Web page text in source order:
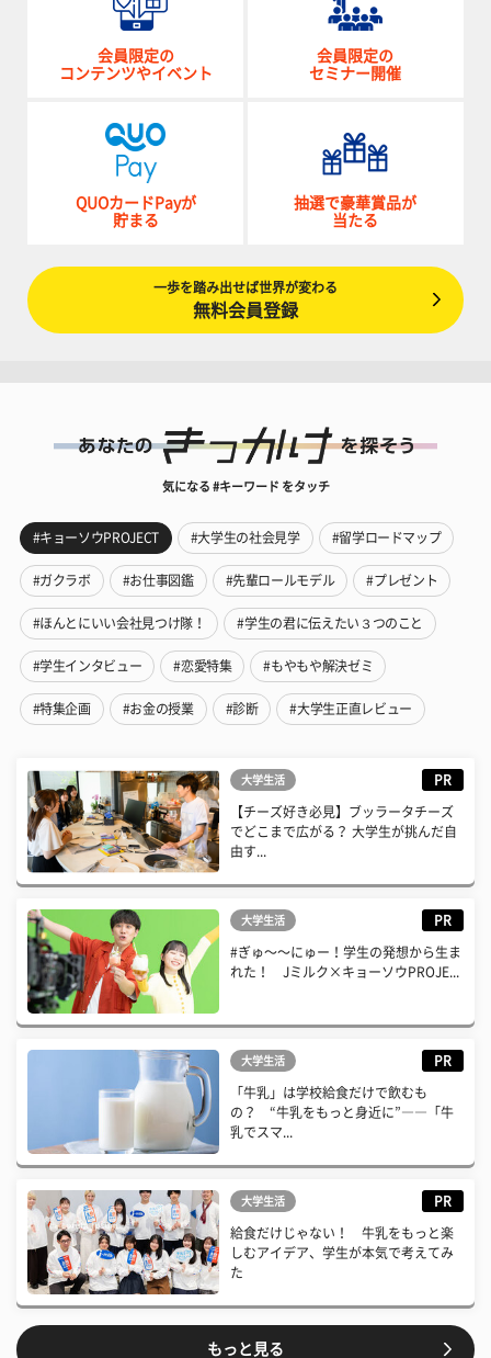
会員限定の
コンテンツやイベント
会員限定の
セミナー開催
QUOカードPayが
貯まる
抽選で豪華賞品が
当たる
一歩を踏み出せば世界が変わる
無料会員登録
気になる #キーワード をタッチ
#キョーソウPROJECT #大学生の社会見学 #留学ロードマップ
#ガクラボ #お仕事図鑑 #先輩ロールモデル #プレゼント
#ほんとにいい会社見つけ隊！ #学生の君に伝えたい３つのこと
#学生インタビュー #恋愛特集 #もやもや解決ゼミ
#特集企画 #お金の授業 #診断 #大学生正直レビュー
大学生活 PR
【チーズ好き必見】ブッラータチーズ
でどこまで広がる？ 大学生が挑んだ自
由す...
大学生活 PR
#ぎゅ〜〜にゅー！学生の発想から生ま
れた！ Jミルク×キョーソウPROJE...
大学生活 PR
「牛乳」は学校給食だけで飲むも
の？ “牛乳をもっと身近に”――「牛
乳でスマ...
大学生活 PR
給食だけじゃない！ 牛乳をもっと楽
しむアイデア、学生が本気で考えてみ
た
もっと見る